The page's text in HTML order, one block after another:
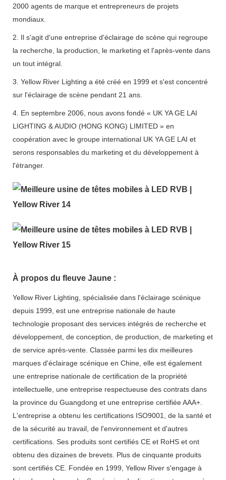
2000 agents de marque et entrepreneurs de projets
mondiaux.
2. Il s'agit d'une entreprise d'éclairage de scène qui regroupe
la recherche, la production, le marketing et l'après-vente dans
un tout intégral.
3. Yellow River Lighting a été créé en 1999 et s'est concentré
sur l'éclairage de scène pendant 21 ans.
4. En septembre 2006, nous avons fondé « UK YA GE LAI
LIGHTING & AUDIO (HONG KONG) LIMITED » en
coopération avec le groupe international UK YA GE LAI et
serons responsables du marketing et du développement à
l'étranger.
À propos du fleuve Jaune :
Yellow River Lighting, spécialisée dans l'éclairage scénique
depuis 1999, est une entreprise nationale de haute
technologie proposant des services intégrés de recherche et
développement, de conception, de production, de marketing et
de service après-vente. Classée parmi les dix meilleures
marques d'éclairage scénique en Chine, elle est également
une entreprise nationale de certification de la propriété
intellectuelle, une entreprise respectueuse des contrats dans
la province du Guangdong et une entreprise certifiée AAA+.
L'entreprise a obtenu les certifications ISO9001, de la santé et
de la sécurité au travail, de l'environnement et d'autres
certifications. Ses produits sont certifiés CE et RoHS et ont
obtenu des dizaines de brevets. Plus de cinquante produits
sont certifiés CE. Fondée en 1999, Yellow River s'engage à